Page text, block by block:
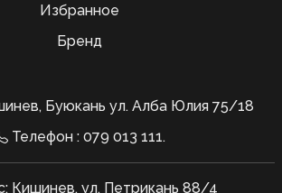
Избранное
Бренд
Буюкань ул. Алба Юлия 75/18
Телефон : 079 013 111.
Кишинев, ул. Петрикань 88/4